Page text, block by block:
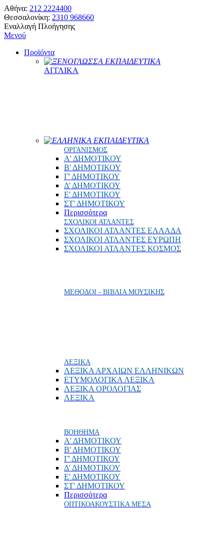
Αθήνα: 212 2224400
Θεσσαλονίκη: 2310 968660
Εναλλαγή Πλοήγησης
Μενού
Προϊόντα
ΞΕΝΟΓΛΩΣΣΑ ΕΚΠΑΙΔΕΥΤΙΚΑ
ΑΓΓΛΙΚΑ
ΕΛΛΗΝΙΚΑ ΕΚΠΑΙΔΕΥΤΙΚΑ
ΟΡΓΑΝΙΣΜΟΣ
Α' ΔΗΜΟΤΙΚΟΥ
Β' ΔΗΜΟΤΙΚΟΥ
Γ' ΔΗΜΟΤΙΚΟΥ
Δ' ΔΗΜΟΤΙΚΟΥ
Ε' ΔΗΜΟΤΙΚΟΥ
ΣΤ' ΔΗΜΟΤΙΚΟΥ
Περισσότερα
ΣΧΟΛΙΚΟΙ ΑΤΛΑΝΤΕΣ
ΣΧΟΛΙΚΟΙ ΑΤΛΑΝΤΕΣ ΕΛΛΑΔΑ
ΣΧΟΛΙΚΟΙ ΑΤΛΑΝΤΕΣ ΕΥΡΩΠΗ
ΣΧΟΛΙΚΟΙ ΑΤΛΑΝΤΕΣ ΚΟΣΜΟΣ
ΜΕΘΟΔΟΙ - ΒΙΒΛΙΑ ΜΟΥΣΙΚΗΣ
ΛΕΞΙΚΑ
ΛΕΞΙΚΑ ΑΡΧΑΙΩΝ ΕΛΛΗΝΙΚΩΝ
ΕΤΥΜΟΛΟΓΙΚΑ ΛΕΞΙΚΑ
ΛΕΞΙΚΑ ΟΡΟΛΟΓΙΑΣ
ΛΕΞΙΚΑ
ΒΟΗΘΗΜΑ
Α' ΔΗΜΟΤΙΚΟΥ
Β' ΔΗΜΟΤΙΚΟΥ
Γ' ΔΗΜΟΤΙΚΟΥ
Δ' ΔΗΜΟΤΙΚΟΥ
Ε' ΔΗΜΟΤΙΚΟΥ
ΣΤ' ΔΗΜΟΤΙΚΟΥ
Περισσότερα
ΟΠΤΙΚΟΑΚΟΥΣΤΙΚΑ ΜΕΣΑ